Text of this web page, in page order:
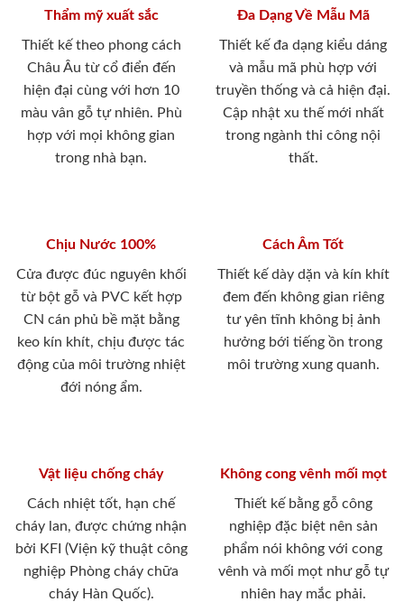
Thẩm mỹ xuất sắc
Thiết kế theo phong cách
Châu Âu từ cổ điển đến
hiện đại cùng với hơn 10
màu vân gỗ tự nhiên. Phù
hợp với mọi không gian
trong nhà bạn.
Đa Dạng Về Mẫu Mã
Thiết kế đa dạng kiểu dáng
và mẫu mã phù hợp với
truyền thống và cả hiện đại.
Cập nhật xu thế mới nhất
trong ngành thi công nội
thất.
Chịu Nước 100%
Cửa được đúc nguyên khối
từ bột gỗ và PVC kết hợp
CN cán phủ bề mặt bằng
keo kín khít, chịu được tác
động của môi trường nhiệt
đới nóng ẩm.
Cách Âm Tốt
Thiết kế dày dặn và kín khít
đem đến không gian riêng
tư yên tĩnh không bị ảnh
hưởng bới tiếng ồn trong
môi trường xung quanh.
Vật liệu chống cháy
Cách nhiệt tốt, hạn chế
cháy lan, được chứng nhận
bởi KFI (Viện kỹ thuật công
nghiệp Phòng cháy chữa
cháy Hàn Quốc).
Không cong vênh mối mọt
Thiết kế bằng gỗ công
nghiệp đặc biệt nên sản
phẩm nói không với cong
vênh và mối mọt như gỗ tự
nhiên hay mắc phải.